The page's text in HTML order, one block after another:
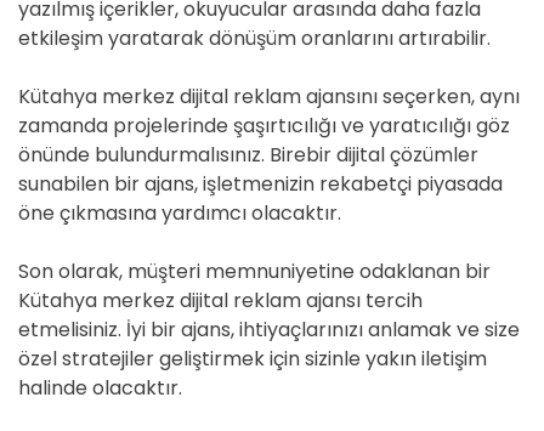
yazılmış içerikler, okuyucular arasında daha fazla
etkileşim yaratarak dönüşüm oranlarını artırabilir.
Kütahya merkez dijital reklam ajansını seçerken, aynı
zamanda projelerinde şaşırtıcılığı ve yaratıcılığı göz
önünde bulundurmalısınız. Birebir dijital çözümler
sunabilen bir ajans, işletmenizin rekabetçi piyasada
öne çıkmasına yardımcı olacaktır.
Son olarak, müşteri memnuniyetine odaklanan bir
Kütahya merkez dijital reklam ajansı tercih
etmelisiniz. İyi bir ajans, ihtiyaçlarınızı anlamak ve size
özel stratejiler geliştirmek için sizinle yakın iletişim
halinde olacaktır.